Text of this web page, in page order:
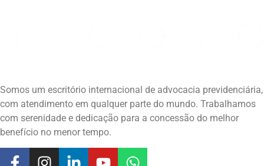
Somos um escritório internacional de advocacia previdenciária,
com atendimento em qualquer parte do mundo. Trabalhamos
com serenidade e dedicação para a concessão do melhor
benefício no menor tempo.